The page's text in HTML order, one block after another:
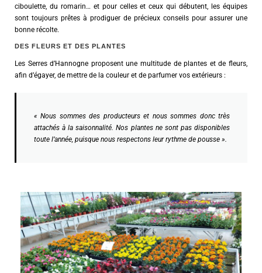
ciboulette, du romarin… et pour celles et ceux qui débutent, les équipes
sont toujours prêtes à prodiguer de précieux conseils pour assurer une
bonne récolte.
DES FLEURS ET DES PLANTES
Les Serres d’Hannogne proposent une multitude de plantes et de fleurs,
afin d’égayer, de mettre de la couleur et de parfumer vos extérieurs :
« Nous sommes des producteurs et nous sommes donc très
attachés à la saisonnalité. Nos plantes ne sont pas disponibles
toute l’année, puisque nous respectons leur rythme de pousse ».